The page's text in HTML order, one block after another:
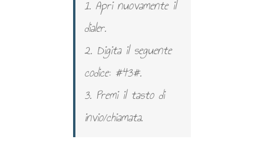
1. Apri nuovamente il
dialer.
2. Digita il seguente
codice: #43#.
3. Premi il tasto di
invio/chiamata.